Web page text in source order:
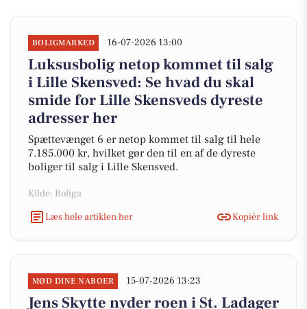
BOLIGMARKED 16-07-2026 13:00
Luksusbolig netop kommet til salg
i Lille Skensved: Se hvad du skal
smide for Lille Skensveds dyreste
adresser her
Spættevænget 6 er netop kommet til salg til hele
7.185.000 kr, hvilket gør den til en af de dyreste
boliger til salg i Lille Skensved.
Kilde: Boliga
Læs hele artiklen her
Kopiér link
MØD DINE NABOER 15-07-2026 13:23
Jens Skytte nyder roen i St. Ladager